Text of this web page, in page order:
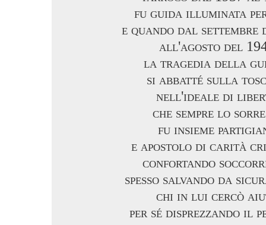
fu guida illuminata
e quando dal settembre
all'agosto del
la tragedia della
si abbatté sulla
nell'ideale di
che sempre lo
fu insieme
e apostolo di carità
confortando
spesso salvando da
chi in lui cercò
per sé disprezzando il